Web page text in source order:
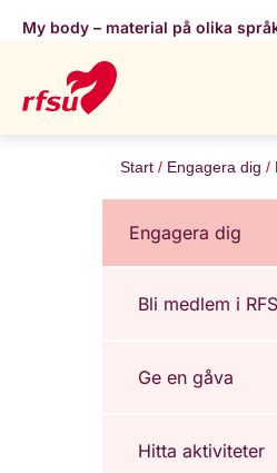
My body – material på olika
Start Engagera dig
Engagera dig
Bli medlem i
Ge en gåva
Hitta aktiviteter